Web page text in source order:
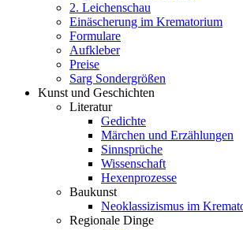
2. Leichenschau
Einäscherung im Krematorium
Formulare
Aufkleber
Preise
Sarg Sondergrößen
Kunst und Geschichten
Literatur
Gedichte
Märchen und Erzählungen
Sinnsprüche
Wissenschaft
Hexenprozesse
Baukunst
Neoklassizismus im
Regionale Dinge